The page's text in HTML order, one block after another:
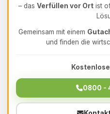
– das Verfüllen vor Ort ist
Gemeinsam mit einem
und finden die
0800 -